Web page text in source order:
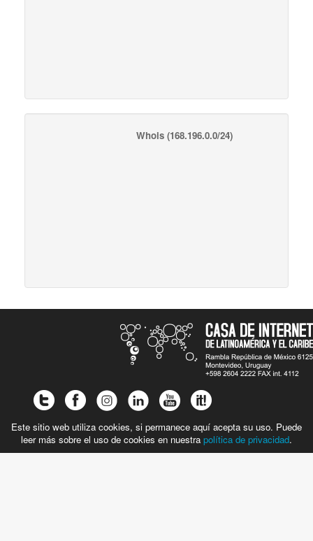
Whois(168.196.0.0/24)
Este sitio web utiliza cookies, si permanece aquí acepta su uso. Puede
leer más sobre el uso de cookies en nuestra política de privacidad.